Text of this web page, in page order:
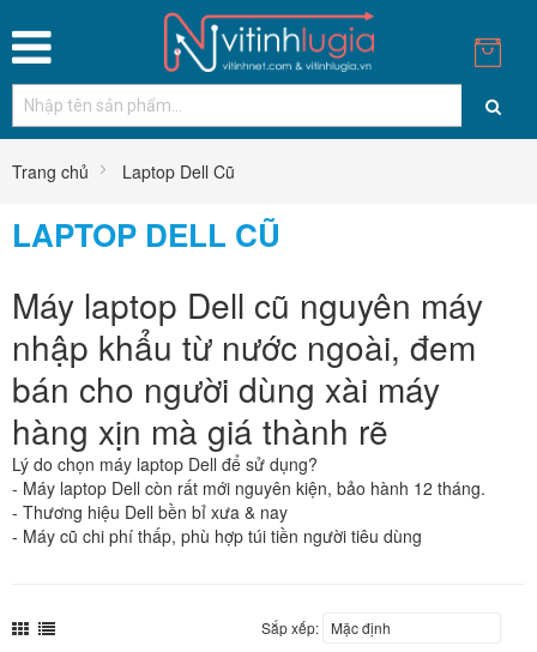
Trang chủ Laptop Dell Cũ
LAPTOP DELL CŨ
Máy laptop Dell cũ nguyên máy
nhập khẩu từ nước ngoài, đem
bán cho người dùng xài máy
hàng xịn mà giá thành rẽ
Lý do chọn máy laptop Dell để sử dụng?
- Máy laptop Dell còn rất mới nguyên kiện, bảo hành 12 tháng.
- Thương hiệu Dell bền bỉ xưa & nay
- Máy cũ chi phí thấp, phù hợp túi tiền người tiêu dùng
Sắp xếp: